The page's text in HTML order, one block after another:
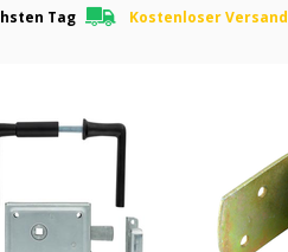
Tag Kostenloser Versand